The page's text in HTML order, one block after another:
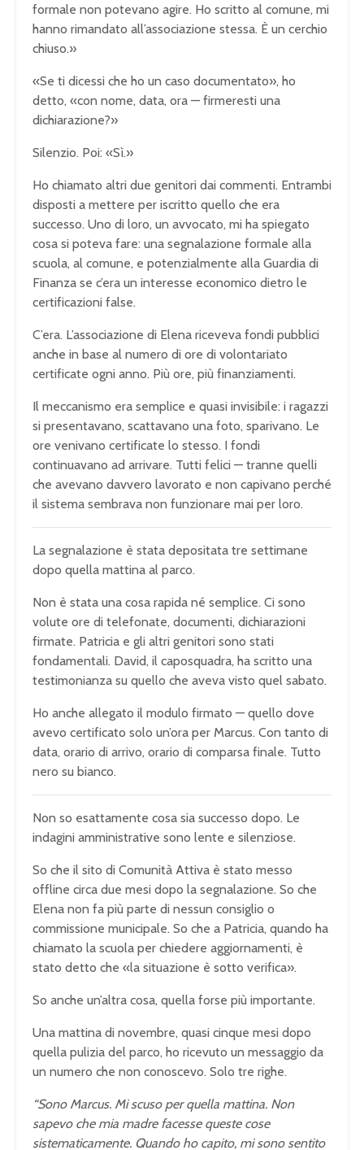
formale non potevano agire. Ho scritto al comune, mi
hanno rimandato all’associazione stessa. È un cerchio
chiuso.»
«Se ti dicessi che ho un caso documentato», ho
detto, «con nome, data, ora — firmeresti una
dichiarazione?»
Silenzio. Poi: «Sì.»
Ho chiamato altri due genitori dai commenti. Entrambi
disposti a mettere per iscritto quello che era
successo. Uno di loro, un avvocato, mi ha spiegato
cosa si poteva fare: una segnalazione formale alla
scuola, al comune, e potenzialmente alla Guardia di
Finanza se c’era un interesse economico dietro le
certificazioni false.
C’era. L’associazione di Elena riceveva fondi pubblici
anche in base al numero di ore di volontariato
certificate ogni anno. Più ore, più finanziamenti.
Il meccanismo era semplice e quasi invisibile: i ragazzi
si presentavano, scattavano una foto, sparivano. Le
ore venivano certificate lo stesso. I fondi
continuavano ad arrivare. Tutti felici — tranne quelli
che avevano davvero lavorato e non capivano perché
il sistema sembrava non funzionare mai per loro.
La segnalazione è stata depositata tre settimane
dopo quella mattina al parco.
Non è stata una cosa rapida né semplice. Ci sono
volute ore di telefonate, documenti, dichiarazioni
firmate. Patricia e gli altri genitori sono stati
fondamentali. David, il caposquadra, ha scritto una
testimonianza su quello che aveva visto quel sabato.
Ho anche allegato il modulo firmato — quello dove
avevo certificato solo un’ora per Marcus. Con tanto di
data, orario di arrivo, orario di comparsa finale. Tutto
nero su bianco.
Non so esattamente cosa sia successo dopo. Le
indagini amministrative sono lente e silenziose.
So che il sito di Comunità Attiva è stato messo
offline circa due mesi dopo la segnalazione. So che
Elena non fa più parte di nessun consiglio o
commissione municipale. So che a Patricia, quando ha
chiamato la scuola per chiedere aggiornamenti, è
stato detto che «la situazione è sotto verifica».
So anche un’altra cosa, quella forse più importante.
Una mattina di novembre, quasi cinque mesi dopo
quella pulizia del parco, ho ricevuto un messaggio da
un numero che non conoscevo. Solo tre righe.
“Sono Marcus. Mi scuso per quella mattina. Non
sapevo che mia madre facesse queste cose
sistematicamente. Quando ho capito, mi sono sentito